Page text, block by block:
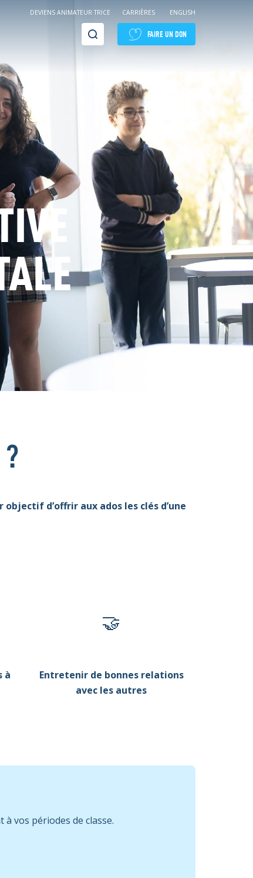
DEVIENS ANIMATEUR·TRICE CARRIÈRES ENGLISH
Recherche FAIRE UN DON
objectif d’offrir aux ados les clés d’une
🤝
à
Entretenir de bonnes relations
avec les autres
vos périodes de classe.